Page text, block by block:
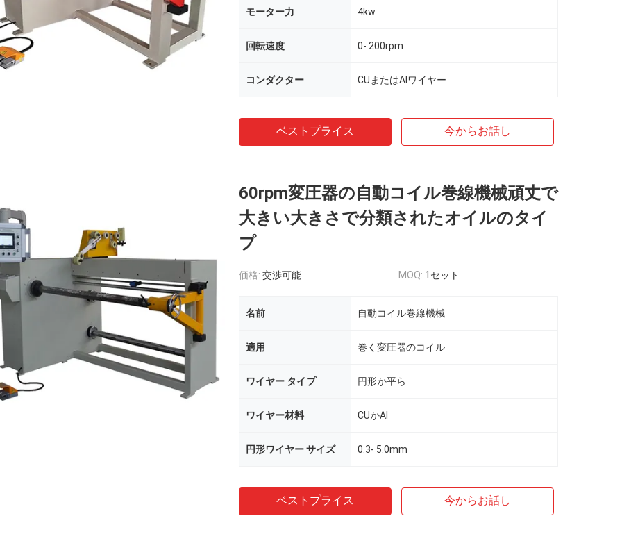
モーター力 4kw
回転速度 0- 200rpm
コンダクター CUまたはAlワイヤー
ベストプライス 今からお話し
60rpm変圧器の自動コイル巻線機械頑丈で
大きい大きさで分類されたオイルのタイ
プ
価格: 交渉可能 MOQ: 1セット
名前 自動コイル巻線機械
適用 巻く変圧器のコイル
ワイヤー タイプ 円形か平ら
ワイヤー材料 CUかAl
円形ワイヤー サイズ 0.3- 5.0mm
ベストプライス 今からお話し